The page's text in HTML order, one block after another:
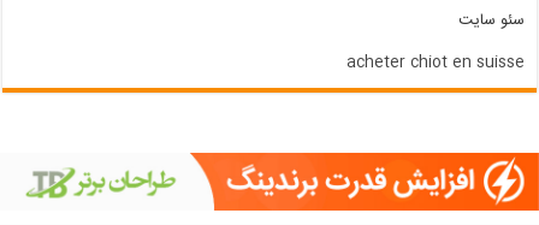
سئو سایت
acheter chiot en suisse